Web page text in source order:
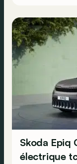
Skoda Epiq
électrique